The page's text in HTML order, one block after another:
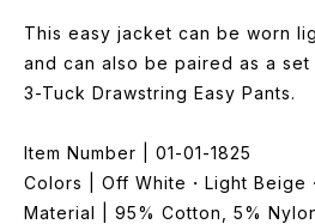
This easy jacket can be worn
and can also be paired as a set
3-Tuck Drawstring Easy Pants.
Item Number | 01-01-1825
Colors | Off White・Light Beige
Material | 95% Cotton, 5%